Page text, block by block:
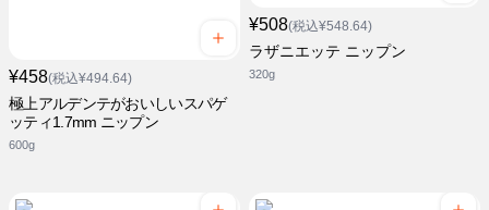
¥458(税込¥494.64)
極上アルデンテがおいしいスパゲ
ッティ1.7mm ニップン
600g
¥508(税込¥548.64)
ラザニエッテ ニップン
320g